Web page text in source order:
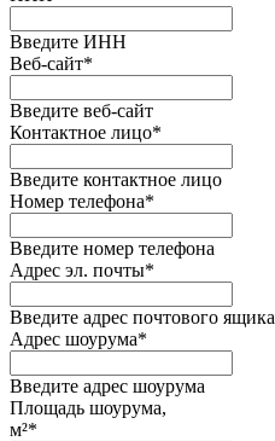
Введите ИНН
Веб-сайт*
Введите веб-сайт
Контактное лицо*
Введите контактное лицо
Номер телефона*
Введите номер телефона
Адрес эл. почты*
Введите адрес почтового ящика
Адрес шоурума*
Введите адрес шоурума
Площадь шоурума,
м²*